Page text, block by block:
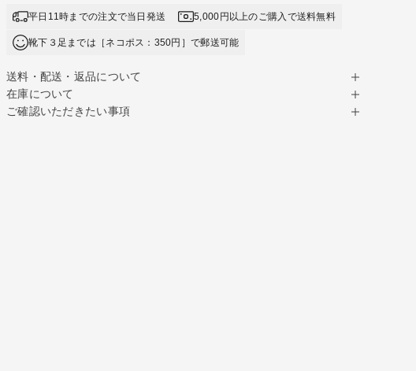
平日11時までの注文で当日発送 5,000円以上のご購入で送料無料
靴下３足までは［ネコポス：350円］で郵送可能
送料・配送・返品について
在庫について
ご確認いただきたい事項